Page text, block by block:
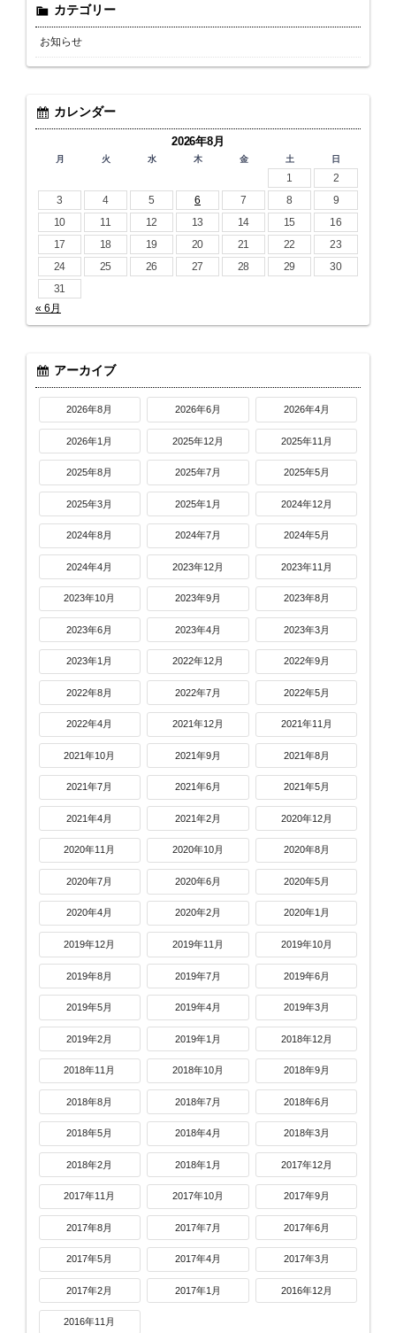
カテゴリー
お知らせ
カレンダー
2026年8月
月 火 水 木 金 土 日
1
2
3
4 5 6 7 8
9
10
11 12 13 14 15
16
17
18 19 20 21 22
23
24
25 26 27 28 29
30
31
« 6月
アーカイブ
2026年8月 2026年6月 2026年4月
2026年1月 2025年12月 2025年11月
2025年8月 2025年7月 2025年5月
2025年3月 2025年1月 2024年12月
2024年8月 2024年7月 2024年5月
2024年4月 2023年12月 2023年11月
2023年10月 2023年9月 2023年8月
2023年6月 2023年4月 2023年3月
2023年1月 2022年12月 2022年9月
2022年8月 2022年7月 2022年5月
2022年4月 2021年12月 2021年11月
2021年10月 2021年9月 2021年8月
2021年7月 2021年6月 2021年5月
2021年4月 2021年2月 2020年12月
2020年11月 2020年10月 2020年8月
2020年7月 2020年6月 2020年5月
2020年4月 2020年2月 2020年1月
2019年12月 2019年11月 2019年10月
2019年8月 2019年7月 2019年6月
2019年5月 2019年4月 2019年3月
2019年2月 2019年1月 2018年12月
2018年11月 2018年10月 2018年9月
2018年8月 2018年7月 2018年6月
2018年5月 2018年4月 2018年3月
2018年2月 2018年1月 2017年12月
2017年11月 2017年10月 2017年9月
2017年8月 2017年7月 2017年6月
2017年5月 2017年4月 2017年3月
2017年2月 2017年1月 2016年12月
2016年11月